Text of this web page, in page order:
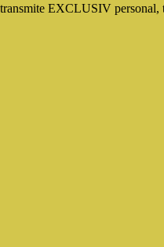
EXCLUSIV personal,